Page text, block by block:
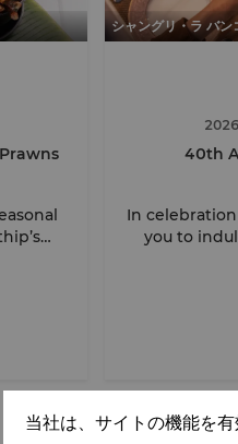
シャングリ・ラ バン
40th
In
you to
当社は、サイトの機能を有